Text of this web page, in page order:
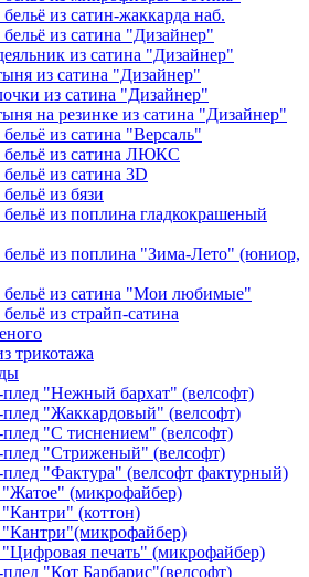
из сатин-жаккарда наб.
из сатина "Дизайнер"
из сатина "Дизайнер"
из сатина "Дизайнер"
из сатина "Дизайнер"
на резинке из сатина "Дизайнер"
из сатина "Версаль"
бельё из сатина ЛЮКС
из сатина 3D
из бязи
из поплина гладкокрашеный
бельё из поплина "Зима-Лето" (юниор,
бельё из сатина "Мои любимые"
из страйп-сатина
трикотажа
"Нежный бархат" (велсофт)
"Жаккардовый" (велсофт)
"С тиснением" (велсофт)
"Стриженый" (велсофт)
"Фактура" (велсофт фактурный)
(микрофайбер)
(коттон)
печать" (микрофайбер)
"Кот Барбарис"(велсофт)